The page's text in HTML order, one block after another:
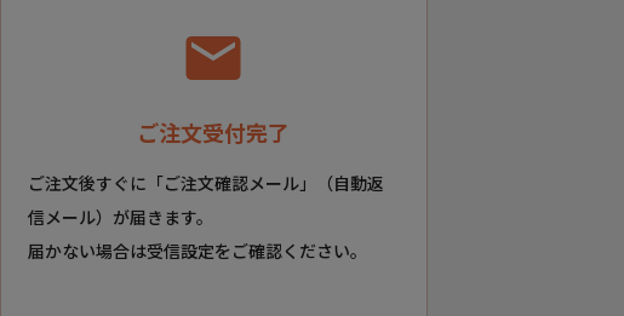
ご注文受付完了
ご注文後すぐに「ご注文確認メール」（自動返
信メール）が届きます。
届かない場合は受信設定をご確認ください。